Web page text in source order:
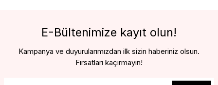
E-Bültenimize kayıt olun!
Kampanya ve duyurularımızdan ilk sizin haberiniz olsun.
Fırsatları kaçırmayın!